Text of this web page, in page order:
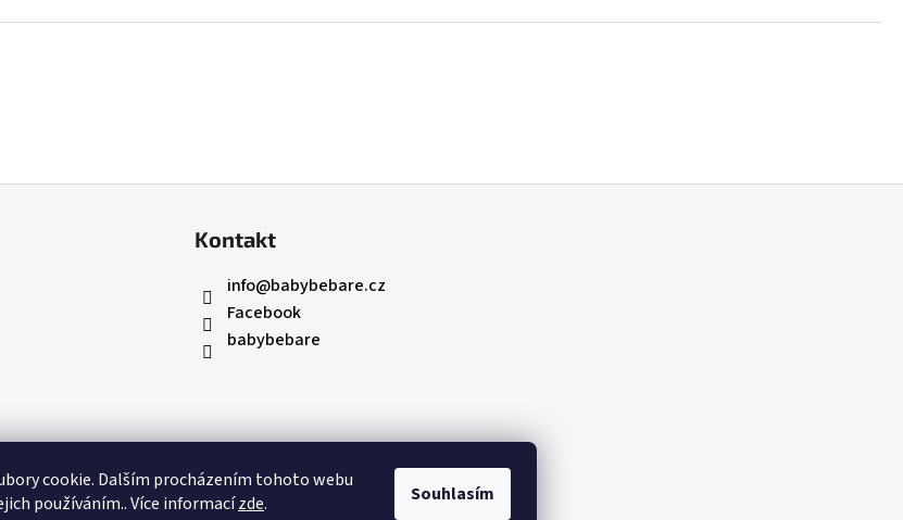
cookie. Dalším procházením tohoto webu
používáním.. Více informacízde. Souhlasím
Kontakt
info@babybebare.cz
Facebook
babybebare